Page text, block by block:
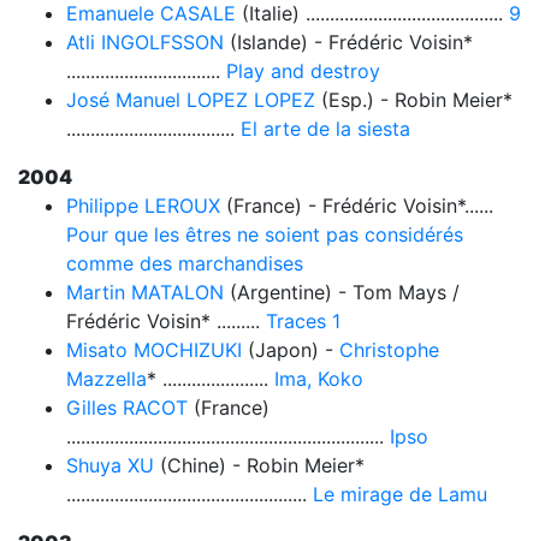
Emanuele CASALE (Italie) ......................................... 9
Atli INGOLFSSON (Islande) - Frédéric Voisin*
................................ Play and destroy
José Manuel LOPEZ LOPEZ (Esp.) - Robin Meier*
................................... El arte de la siesta
2004
Philippe LEROUX (France) - Frédéric Voisin*......
Pour que les êtres ne soient pas considérés
comme des marchandises
Martin MATALON (Argentine) - Tom Mays /
Frédéric Voisin* ......... Traces 1
Misato MOCHIZUKI (Japon) - Christophe
Mazzella* ...................... Ima, Koko
Gilles RACOT (France)
.................................................................. Ipso
Shuya XU (Chine) - Robin Meier*
.................................................. Le mirage de Lamu